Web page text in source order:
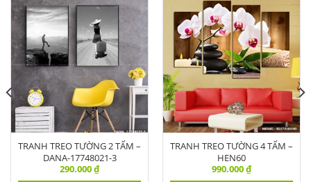
TRANH TREO TƯỜNG 2 TẤM –
DANA-17748021-3
290.000₫
TRANH TREO TƯỜNG 4 TẤM –
HEN60
990.000₫